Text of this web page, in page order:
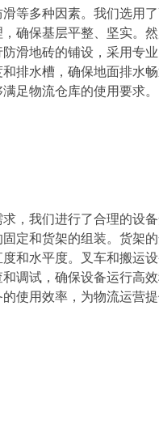
等多种因素。我们选用
确保基层平整、坚实。然
滑地砖的铺设，采用专
排水槽，确保地面排水畅
足物流仓库的使用要求。
，我们进行了合理的设
定和货架的组装。货架
和水平度。叉车和搬运
调试，确保设备运行高
使用效率，为物流运营